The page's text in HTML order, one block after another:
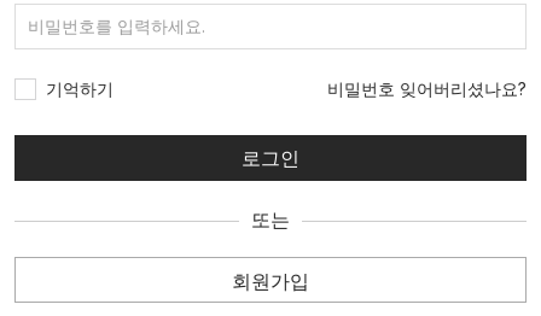
기억하기 비밀번호 잊어버리셨나요?
또는
회원가입